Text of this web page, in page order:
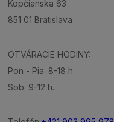
Kopčianska 63
851 01 Bratislava
OTVÁRACIE HODINY:
Pon - Pia: 8-18 h.
Sob: 9-12 h.